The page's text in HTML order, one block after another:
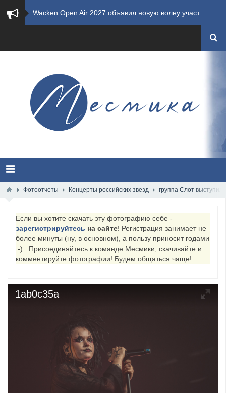
​Wacken Open Air 2027 объявил новую волну участ...
GHOST возвращаются на большие экраны с новым ко...
​Summer Breeze Open Air 2026 полностью переходи...
Всероссийский рок-фестиваль HAMMER FEST впервые...
XANDRIA представили новый сингл под названием «...
​Anthrax выпустили новый сингл и клип «Everybod...
Фотоотчеты Концерты российских звезд группа Слот
Если вы хотите скачать эту фотографию себе -
зарегистрируйтесь на сайте! Регистрация занимает не
более минуты (ну, в основном), а пользу приносит годами
:-) . Присоединяйтесь к команде Месмики, скачивайте и
комментируйте фотографии! Будем общаться чаще!
1ab0c35a